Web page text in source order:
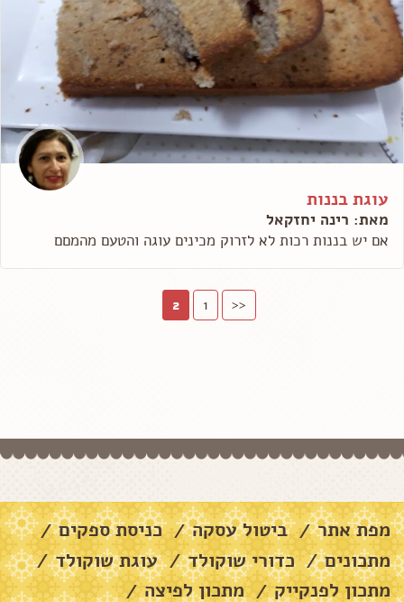
עוגת בננות
מאת: רינה יחזקאל
אם יש בננות רכות לא לזרוק מכינים עוגה והטעם מהמםם
<<
1
2
מפת אתר / ביטול עסקה / כניסת ספקים /
מתכונים / כדורי שוקולד / עוגת שוקולד /
מתכון לפנקייק / מתכון לפיצה /